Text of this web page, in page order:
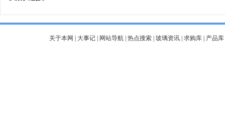
关于本网 大事记 网站导航 热点搜索 玻璃资讯 求购库 产品库